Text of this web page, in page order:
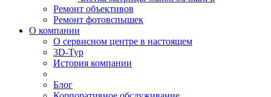
Ремонт объективов
Ремонт фотовспышек
О компании
О сервисном центре в настоящем
3D-Тур
История компании
Блог